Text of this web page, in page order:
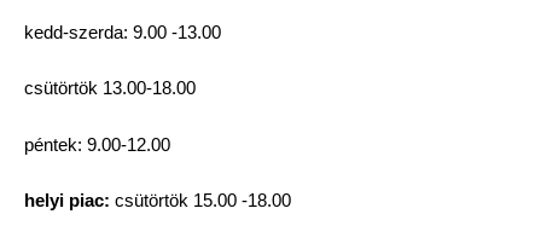
kedd-szerda: 9.00 -13.00
csütörtök 13.00-18.00
péntek: 9.00-12.00
helyi piac: csütörtök 15.00 -18.00